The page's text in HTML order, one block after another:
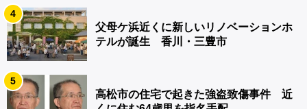
4
父母ケ浜近くに新しいリノベーションホ
テルが誕生 香川・三豊市
5
高松市の住宅で起きた強盗致傷事件 近